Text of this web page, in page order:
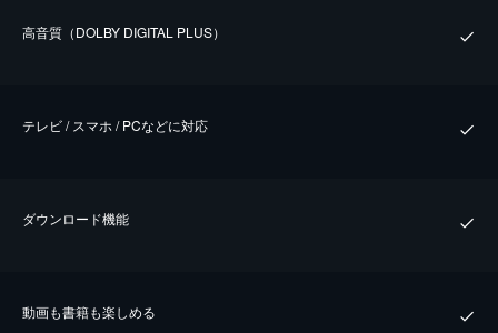
⾼⾳質（DOLBY DIGITAL PLUS）
テレビ / スマホ / PCなどに対応
ダウンロード機能
動画も書籍も楽しめる